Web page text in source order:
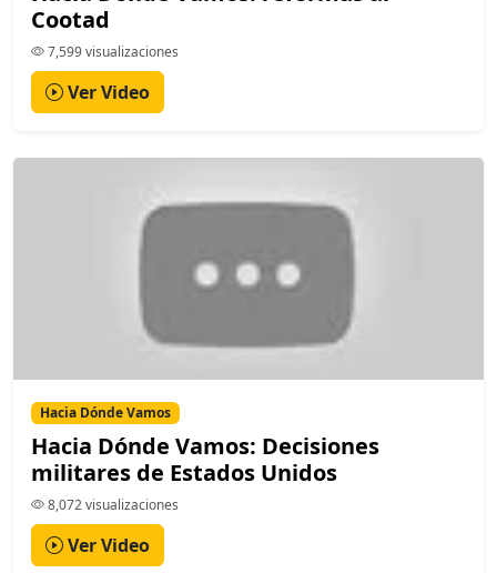
Cootad
7,599 visualizaciones
Ver Video
Hacia Dónde Vamos
Hacia Dónde Vamos: Decisiones
militares de Estados Unidos
8,072 visualizaciones
Ver Video